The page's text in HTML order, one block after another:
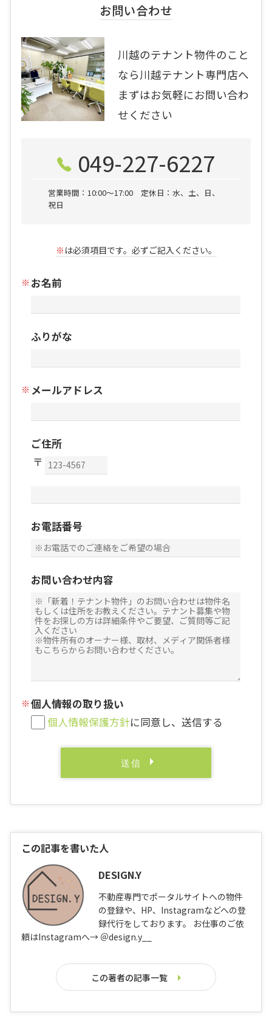
お問い合わせ
川越のテナント物件のこと
なら川越テナント専門店へ
まずはお気軽にお問い合わ
せください
049-227-6227
営業時間：10:00〜17:00 定休日：水、土、日、
祝日
※ は必須項目です。必ずご記入ください。
お名前
ふりがな
メールアドレス
ご住所
お電話番号
お問い合わせ内容
個人情報の取り扱い
個人情報保護方針に同意し、送信する
この記事を書いた人
DESIGN.Y
不動産専門でポータルサイトへの物件
の登録や、HP、Instagramなどへの登
録代行をしております。 お仕事のご依
頼はInstagramへ→ ＠design.y__
この著者の記事一覧